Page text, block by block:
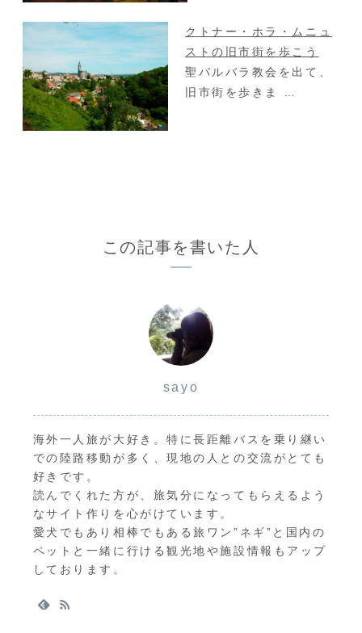
クトナー・ホラ・ムニュ
ストの旧市街を歩こう
聖バルバラ教会を出て、
旧市街を歩きま …
この記事を書いた人
sayo
海外一人旅が大好き。特に長距離バスを乗り継い
での陸路移動が多く、現地の人との交流がとても
好きです。
読んでくれた方が、旅気分になってもらえるよう
なサイト作りを心がけています。
愛犬でもあり相棒でもある旅ワン”ネギ”と国内の
ペットと一緒に行ける観光地や施設情報もアップ
しております。